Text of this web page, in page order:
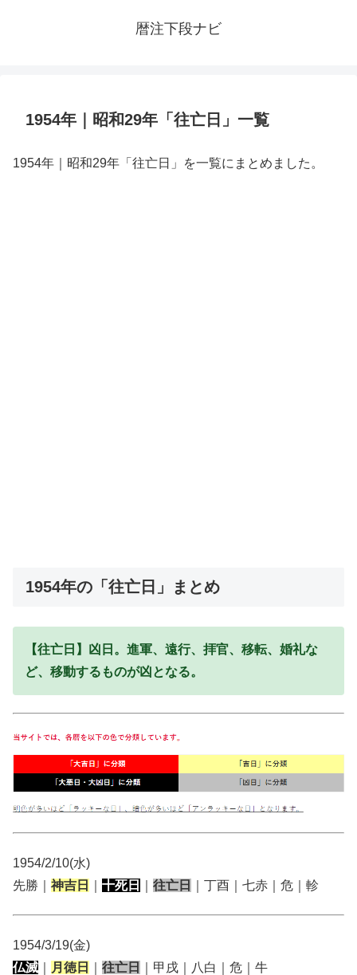
暦注下段ナビ
1954年｜昭和29年「往亡日」一覧
1954年｜昭和29年「往亡日」を一覧にまとめました。
1954年の「往亡日」まとめ
【往亡日】凶日。進軍、遠行、拝官、移転、婚礼な
ど、移動するものが凶となる。
1954/2/10(水)
先勝｜ 神吉日 十死日 往亡日 ｜丁酉｜七赤｜危｜軫
1954/3/19(金)
仏滅
月徳日 往亡日 ｜甲戌｜八白｜危｜牛